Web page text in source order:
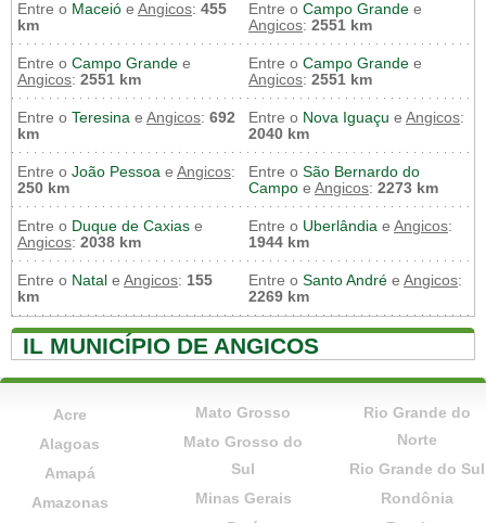
Entre o Maceió e Angicos: 455
km
Entre o Campo Grande e
Angicos: 2551 km
Entre o Campo Grande e
Angicos: 2551 km
Entre o Campo Grande e
Angicos: 2551 km
Entre o Teresina e Angicos: 692
km
Entre o Nova Iguaçu e Angicos:
2040 km
Entre o João Pessoa e Angicos:
250 km
Entre o São Bernardo do
Campo e Angicos: 2273 km
Entre o Duque de Caxias e
Angicos: 2038 km
Entre o Uberlândia e Angicos:
1944 km
Entre o Natal e Angicos: 155
km
Entre o Santo André e Angicos:
2269 km
IL MUNICÍPIO DE ANGICOS
Acre
Alagoas
Amapá
Amazonas
Mato Grosso
Mato Grosso do
Sul
Minas Gerais
Rio Grande do
Norte
Rio Grande do Sul
Rondônia